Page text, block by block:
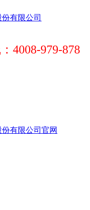
4008-979-878